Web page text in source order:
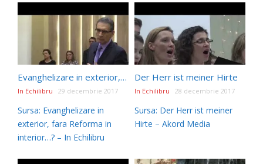
Evanghelizare in exterior, fara Reforma in interior…?
In Echilibru 29 decembrie 2017
Sursa: Evanghelizare in
exterior, fara Reforma in
interior…? – In Echilibru
Der Herr ist meiner Hirte
In Echilibru 28 decembrie 2017
Sursa: Der Herr ist meiner
Hirte – Akord Media